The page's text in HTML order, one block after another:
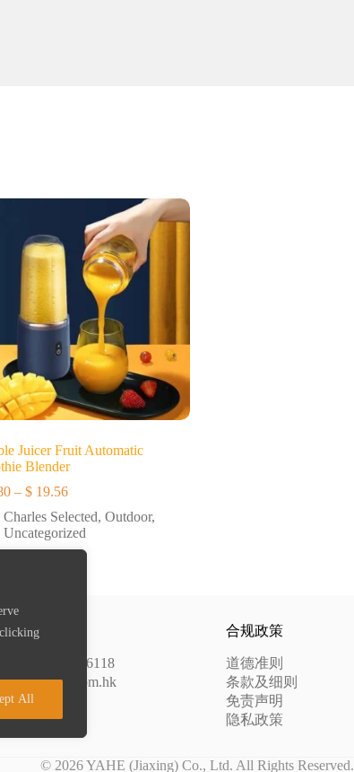
All
Juicer Fruit Automatic
Blender
– $ 19.56价
格
范
围：
Charles Selected,Outdoor,
Uncategorized
室
(0)573 82586118
合规政策
道德准则
条款及细则
免责声明
隐私政策
© 2026 YAHE (Jiaxing) Co., Ltd. All Rights Reserved.